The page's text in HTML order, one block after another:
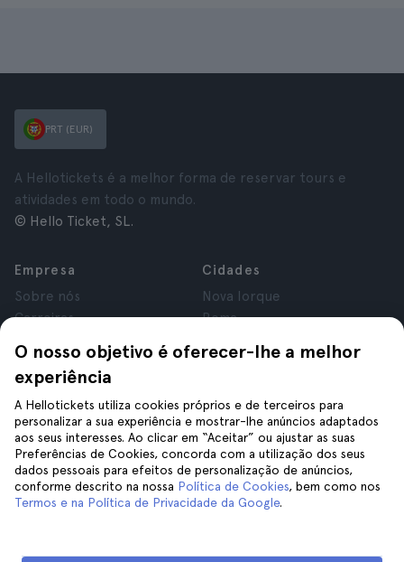
O nosso objetivo é oferecer-lhe a melhor
experiência
A Hellotickets utiliza cookies próprios e de terceiros para
personalizar a sua experiência e mostrar-lhe anúncios adaptados
aos seus interesses. Ao clicar em “Aceitar” ou ajustar as suas
Preferências de Cookies, concorda com a utilização dos seus
dados pessoais para efeitos de personalização de anúncios,
conforme descrito na nossa Política de Cookies, bem como nos
Termos e na Política de Privacidade da Google.
PRT (EUR)
A Hellotickets é a melhor forma de reservar tours e
atividades em todo o mundo.
© Hello Ticket, SL.
Empresa
Sobre nós
Carreiras
Avaliações
Privacidade
Termos e Condições
Aviso Legal
Cookies
Cidades
Nova Iorque
Roma
Londres
Cracóvia
Tenerife
Ajuda
Siga-nos